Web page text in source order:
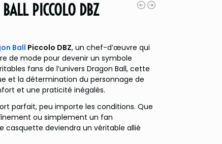
PICCOLO DBZ
Ball Piccolo DBZ, un chef-d’œuvre qui
de mode pour devenir un symbole
fans de l’univers Dragon Ball, cette
et la détermination du personnage de
et une praticité inégalés.
parfait, peu importe les conditions. Que
ou simplement un fan
casquette deviendra un véritable allié